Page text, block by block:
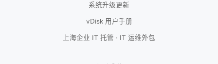
系统升级更新
vDisk 用户手册
上海企业 IT 托管 · IT 运维外包